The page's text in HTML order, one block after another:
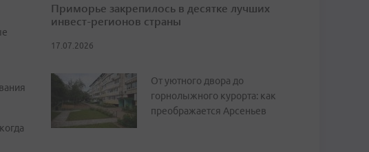
Приморье закрепилось в десятке лучших
инвест-регионов страны
17.07.2026
От уютного двора до
горнолыжного курорта: как
преображается Арсеньев